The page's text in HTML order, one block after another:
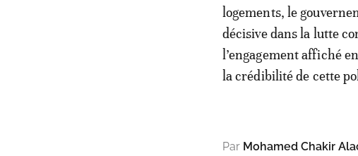
logements, le
décisive dans la lutte
l’engagement affiché
la crédibilité de cette
Par Mohamed Chakir